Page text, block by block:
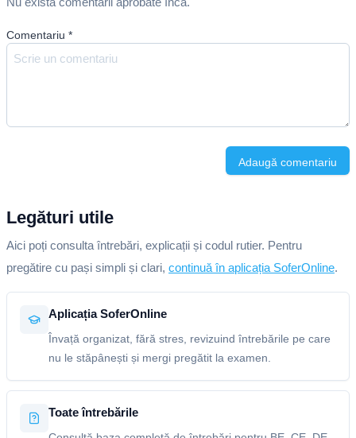
Comentariu *
Adaugă comentariu
Legături utile
Aici poți consulta întrebări, explicații și codul rutier. Pentru
pregătire cu pași simpli și clari, continuă în aplicația SoferOnline.
Aplicația SoferOnline
Învață organizat, fără stres, revizuind întrebările pe care
nu le stăpânești și mergi pregătit la examen.
Toate întrebările